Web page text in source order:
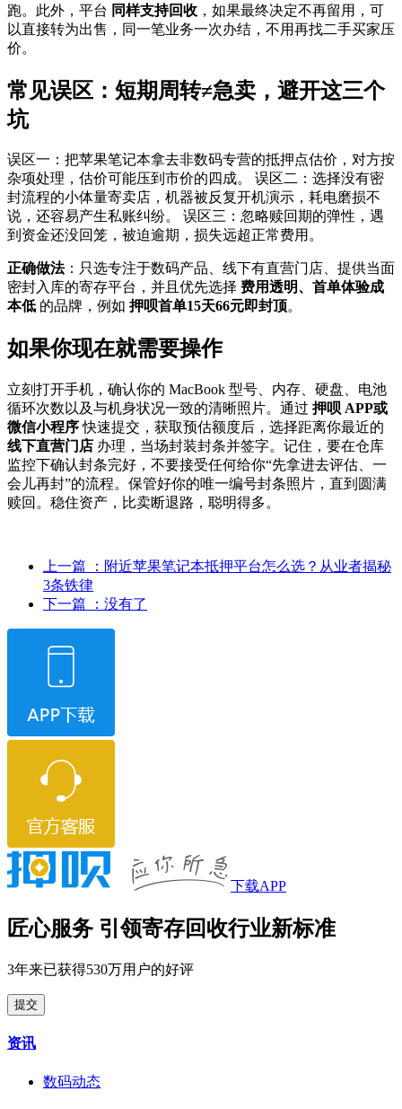
跑。此外，平台 同样支持回收 ，如果最终决定不再留用，可
以直接转为出售，同一笔业务一次办结，不用再找二手买家压
价。
常见误区：短期周转≠急卖，避开这三个
坑
误区一：把苹果笔记本拿去非数码专营的抵押点估价，对方按
杂项处理，估价可能压到市价的四成。 误区二：选择没有密
封流程的小体量寄卖店，机器被反复开机演示，耗电磨损不
说，还容易产生私账纠纷。 误区三：忽略赎回期的弹性，遇
到资金还没回笼，被迫逾期，损失远超正常费用。
正确做法：只选专注于数码产品、线下有直营门店、提供当面
密封入库的寄存平台，并且优先选择 费用透明、首单体验成
本低 的品牌，例如 押呗首单15天66元即封顶。
如果你现在就需要操作
立刻打开手机，确认你的 MacBook 型号、内存、硬盘、电池
循环次数以及与机身状况一致的清晰照片。通过 押呗 APP或
微信小程序快速提交，获取预估额度后，选择距离你最近的
线下直营门店 办理，当场封装封条并签字。记住，要在仓库
监控下确认封条完好，不要接受任何给你“先拿进去评估、一
会儿再封”的流程。保管好你的唯一编号封条照片，直到圆满
赎回。稳住资产，比卖断退路，聪明得多。
上一篇
：附近苹果笔记本抵押平台怎么选？从业者揭秘
3条铁律
下一篇
：没有了
下载APP
匠心服务 引领寄存回收行业新标准
3年来已获得530万用户的好评
提交
资讯
数码动态